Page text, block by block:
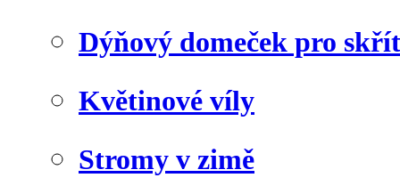
Dýňový domeček pro
Květinové víly
Stromy v zimě